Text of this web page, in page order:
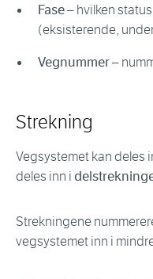
Fase– hvilken
(eksisterende,
Vegnummer–
Strekning
Vegsystemet kan deles
deles inn i
Strekningene
vegsystemet inn i